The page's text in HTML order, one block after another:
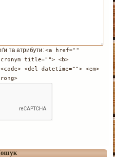
та атрибути:<a href=""
title=""> <b>
<del datetime=""> <em>